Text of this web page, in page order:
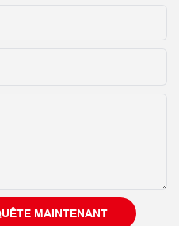
MAINTENANT